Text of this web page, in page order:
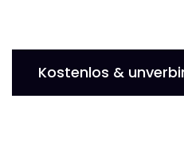
Kostenlos &